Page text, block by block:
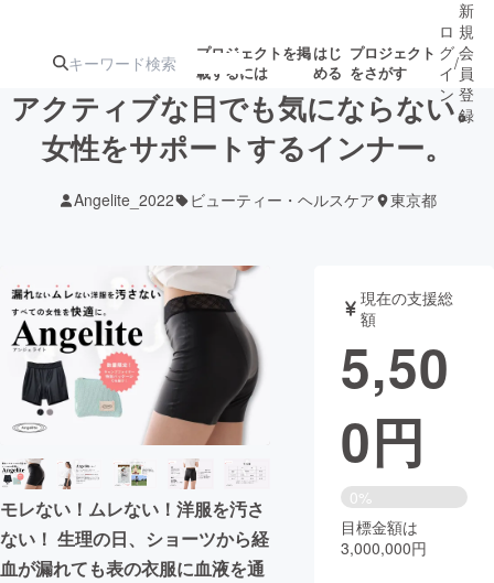
プロジェクトを掲
載するには
はじ
める
プロジェクト
をさがす
ジェクト
ターン
ジェクト
ロジェクト
もうすぐ公開
されます
アート・写真 音楽
テクノロジー・ガジェット ゲーム・サ
映像・映画 書籍・雑誌
ビジネス・起業 チャレンジ
まちづくり・地域活性化
ロ
グ
イ
ン
/
新
規
会
員
登
録
アクティブな日でも気にならない。
女性をサポートするインナー。
Angelite_2022 ビューティー・ヘルスケア 東京都
モレない！ムレない！洋服を汚さ
ない！ 生理の日、ショーツから経
血が漏れても表の衣服に血液を通
現在の支援総
額
5,50
0円
0%
目標金額は
3,000,000円